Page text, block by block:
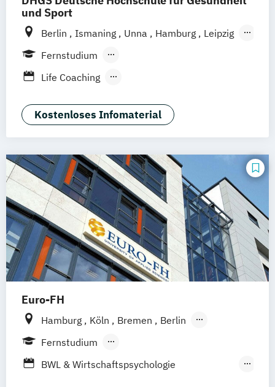
und Sport
Berlin Ismaning Unna Hamburg
Leipzig
Köln
Frankfurt
Fernstudium
Berufsbegleitendes Präsenzstudium
Life Coaching
Psychologie
Kostenloses Infomaterial
Euro-FH
Hamburg Köln Bremen
Berlin
Göttingen
Fernstudium
Berufsbegleitendes Präsenzstudium
BWL & Wirtschaftspsychologie